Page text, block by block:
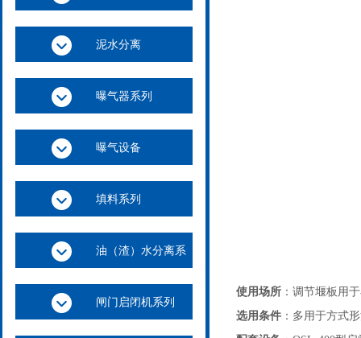
泥水分离
曝气器系列
曝气设备
填料系列
油（渣）水分离系
列
闸门启闭机系列
使用场所 ：调节堰板用
选用条件 ：多用于方式